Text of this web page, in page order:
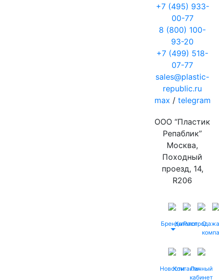
+7 (495) 933-
00-77
8 (800) 100-
93-20
+7 (499) 518-
07-77
sales@plastic-
republic.ru
max / telegram
ООО “Пластик
Репаблик”
Москва,
Походный
проезд, 14,
R206
БрендыКаталог
Распродажа
О
НовостиКонтактыЛичный
кабинет